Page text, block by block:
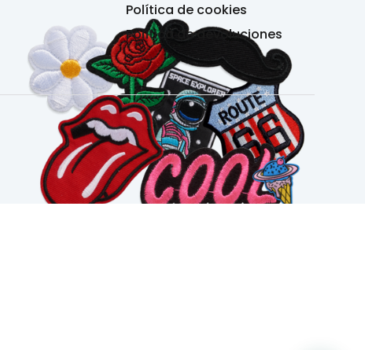
Política de cookies
Política de devoluciones